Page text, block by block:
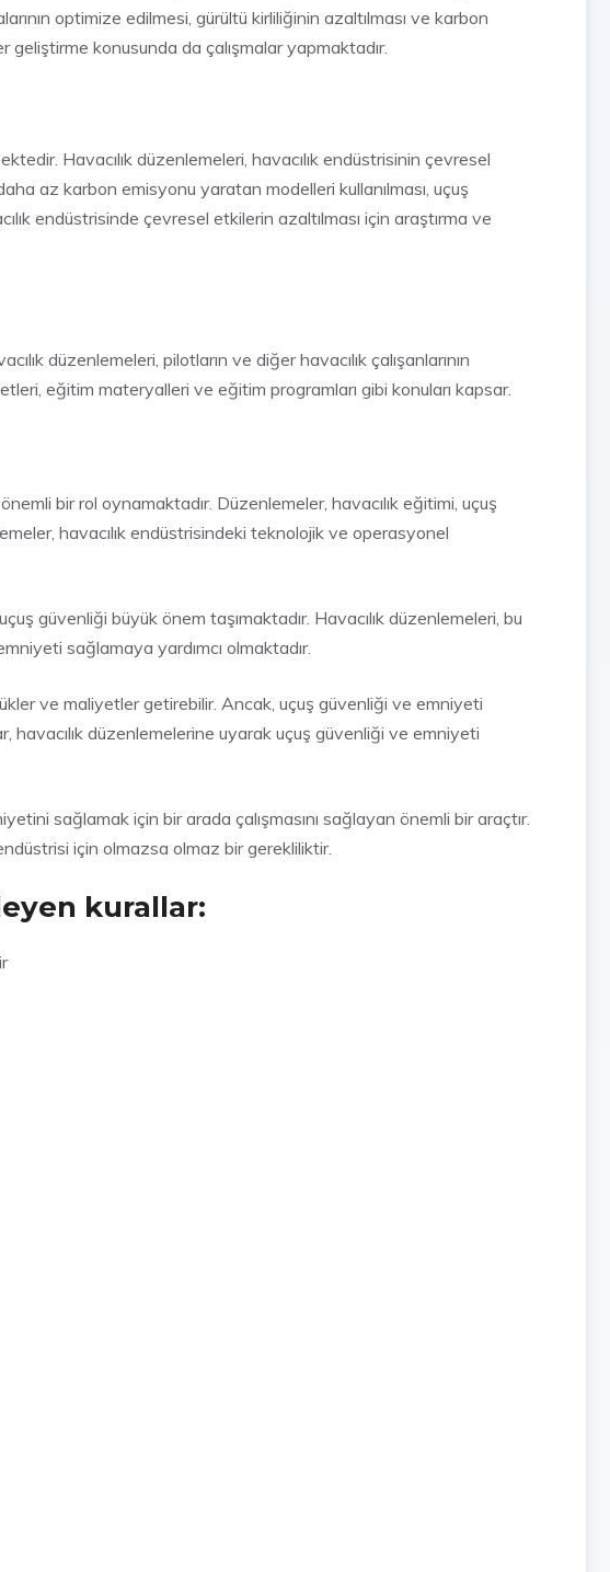
optimize edilmesi, gürültü kirliliğinin azaltılması ve karbon
geliştirme konusunda da çalışmalar yapmaktadır.
Havacılık düzenlemeleri, havacılık endüstrisinin çevresel
az karbon emisyonu yaratan modelleri kullanılması, uçuş
endüstrisinde çevresel etkilerin azaltılması için araştırma ve
düzenlemeleri, pilotların ve diğer havacılık çalışanlarının
eğitim materyalleri ve eğitim programları gibi konuları kapsar.
bir rol oynamaktadır. Düzenlemeler, havacılık eğitimi, uçuş
havacılık endüstrisindeki teknolojik ve operasyonel
güvenliği büyük önem taşımaktadır. Havacılık düzenlemeleri, bu
sağlamaya yardımcı olmaktadır.
ve maliyetler getirebilir. Ancak, uçuş güvenliği ve emniyeti
havacılık düzenlemelerine uyarak uçuş güvenliği ve emniyeti
sağlamak için bir arada çalışmasını sağlayan önemli bir araçtır.
için olmazsa olmaz bir gerekliliktir.
kurallar: